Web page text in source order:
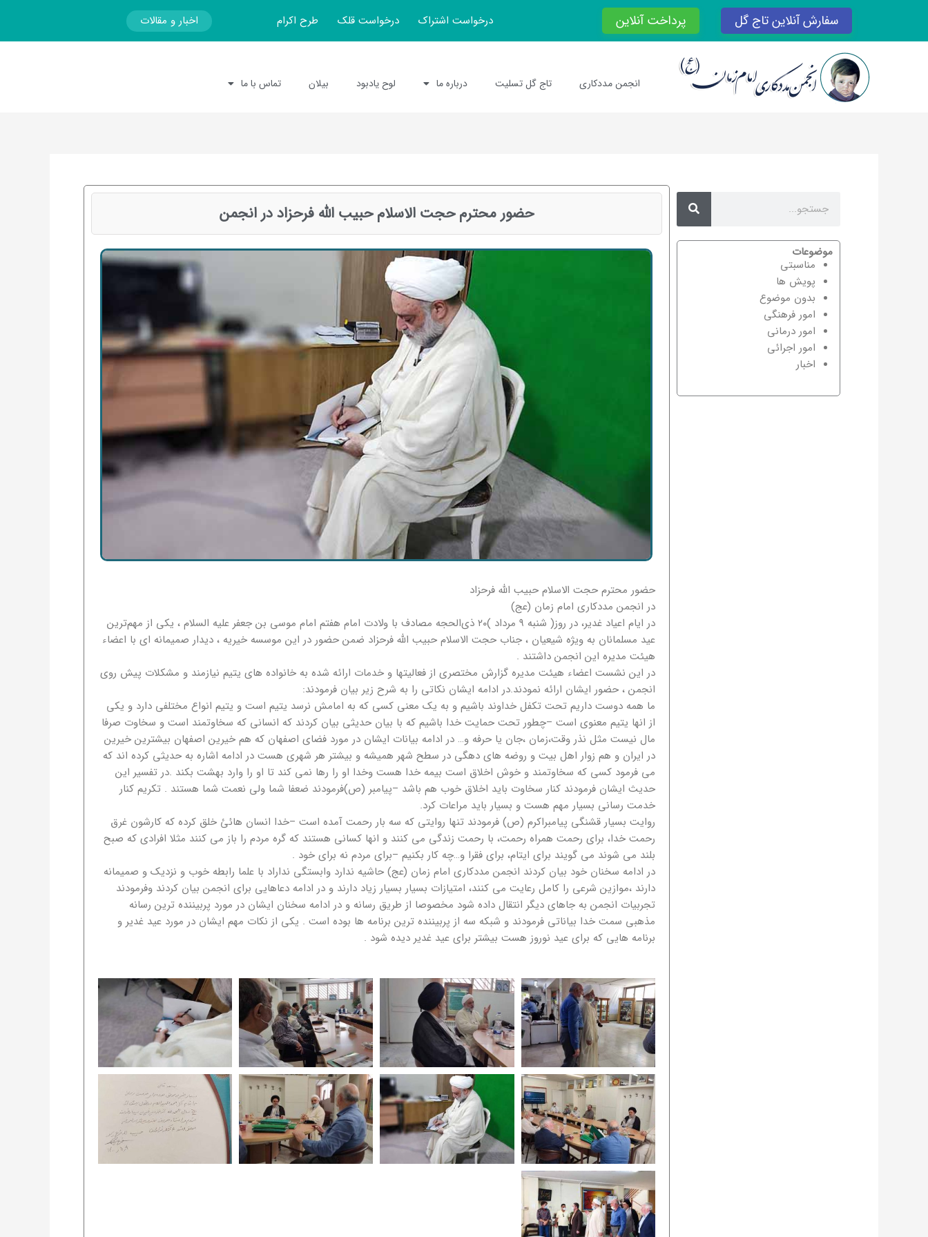
محتوا
سفارش آنلاین تاج گل پرداخت آنلاین درخواست اشتراک درخواست قلک طرح اکرام اخبار و مقالات
انجمن مددکاری تاج گل تسلیت درباره ما لوح یادبود بیلان تماس با ما
Search
موضوعات
مناسبتی
پویش ها
بدون موضوع
امور فرهنگی
امور درمانی
امور اجرائی
اخبار
حضور محترم حجت الاسلام حبیب الله فرحزاد در انجمن
حضور محترم حجت الاسلام حبیب الله فرحزاد
در انجمن مددکاری امام زمان (عج)
در ایام اعیاد غدیر، در روز( شنبه ۹ مرداد )۲۰ ذی‌الحجه مصادف با ولادت امام هفتم امام موسی بن جعفر علیه السلام ، یکی از مهم‌ترین
عید مسلمانان به ویژه شیعیان ، جناب حجت الاسلام حبیب الله فرحزاد ضمن حضور در این موسسه خیریه ، دیدار صمیمانه ای با اعضاء
هیئت مدیره این انجمن داشتند .
در این نشست اعضاء هیئت مدیره گزارش مختصری از فعالیتها و خدمات ارائه شده به خانواده های یتیم نیازمند و مشکلات پیش روی
انجمن ، حضور ایشان ارائه نمودند.در ادامه ایشان نکاتی را به شرح زیر بیان فرمودند:
ما همه دوست داریم تحت تکفل خداوند باشیم و به یک معنی کسی که به امامش نرسد یتیم است و یتیم انواع مختلفی دارد و یکی
از انها یتیم معنوی است –چطور تحت حمایت خدا باشیم که با بیان حدیثی بیان کردند که انسانی که سخاوتمند است و سخاوت صرفا
مال نیست مثل نذر وقت،زمان ،جان یا حرفه و… در ادامه بیانات ایشان در مورد فضای اصفهان که هم خیرین اصفهان بیشترین خیرین
در ایران و هم زوار اهل بیت و روضه های دهگی در سطح شهر همیشه و بیشتر هر شهری هست در ادامه اشاره به حدیثی کرده اند که
می فرمود کسی که سخاوتمند و خوش اخلاق است بیمه خدا هست وخدا او را رها نمی کند تا او را وارد بهشت بکند .در تفسیر این
حدیث ایشان فرمودند کنار سخاوت باید اخلاق خوب هم باشد –پیامبر (ص)فرمودند ضعفا شما ولی نعمت شما هستند . تکریم کنار
خدمت رسانی بسیار مهم هست و بسیار باید مراعات کرد.
روایت بسیار قشنگی پیامبراکرم (ص) فرمودند تنها روایتی که سه بار رحمت آمده است –خدا انسان هائئ خلق کرده که کارشون غرق
رحمت خدا، برای رحمت همراه رحمت، با رحمت زندگی می کنند و انها کسانی هستند که گره مردم را باز می کنند مثلا افرادی که صبح
بلند می شوند می گویند برای ایتام، برای فقرا و…چه کار بکنیم –برای مردم نه برای خود .
در ادامه سخنان خود بیان کردند انجمن مددکاری امام زمان (عج) حاشیه ندارد وابستگی نداراد با علما رابطه خوب و نزدیک و صمیمانه
دارند ،موازین شرعی را کامل رعایت می کنند، امتیازات بسیار بسیار زیاد دارند و در ادامه دعاهایی برای انجمن بیان کردند وفرمودند
تجربیات انجمن به جاهای دیگر انتقال داده شود مخصوصا از طریق رسانه و در ادامه سخنان ایشان در مورد پربیننده ترین رسانه
مذهبی سمت خدا بیاناتی فرمودند و شبکه سه از پربیننده ترین برنامه ها بوده است . یکی از نکات مهم ایشان در مورد عید غدیر و
برنامه هایی که برای عید نوروز هست بیشتر برای عید غدیر دیده شود .